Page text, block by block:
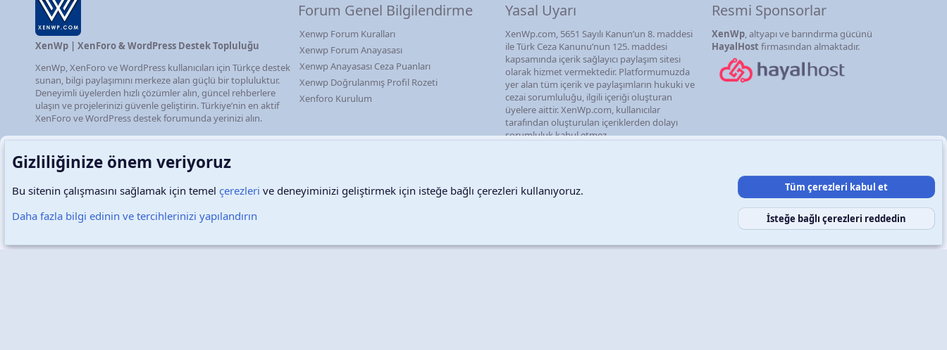
XenWp | XenForo & WordPress Destek Topluluğu
XenWp, XenForo ve WordPress kullanıcıları için Türkçe destek
sunan, bilgi paylaşımını merkeze alan güçlü bir topluluktur.
Deneyimli üyelerden hızlı çözümler alın, güncel rehberlere
ulaşın ve projelerinizi güvenle geliştirin. Türkiye’nin en aktif
XenForo ve WordPress destek forumunda yerinizi alın.
Forum Genel Bilgilendirme
Xenwp Forum Kuralları
Xenwp Forum Anayasası
Xenwp Anayasası Ceza Puanları
Xenwp Doğrulanmış Profil Rozeti
Xenforo Kurulum
Yasal Uyarı
XenWp.com, 5651 Sayılı Kanun’un 8. maddesi
ile Türk Ceza Kanunu’nun 125. maddesi
kapsamında içerik sağlayıcı paylaşım sitesi
olarak hizmet vermektedir. Platformumuzda
yer alan tüm içerik ve paylaşımların hukuki ve
cezai sorumluluğu, ilgili içeriği oluşturan
üyelere aittir. XenWp.com, kullanıcılar
tarafından oluşturulan içeriklerden dolayı
sorumluluk kabul etmez.
Resmi Sponsorlar
XenWp, altyapı ve barındırma gücünü
HayalHost firmasından almaktadır.
Türkçe (TR) Çerezler Destek talepleri Gizlilik politikası Yardım Ana sayfa
Gizliliğinize önem veriyoruz
Bu sitenin çalışmasını sağlamak için temel çerezleri ve deneyiminizi geliştirmek için isteğe bağlı çerezleri kullanıyoruz.
Daha fazla bilgi edinin ve tercihlerinizi yapılandırın
Tüm çerezleri kabul et
İsteğe bağlı çerezleri reddedin